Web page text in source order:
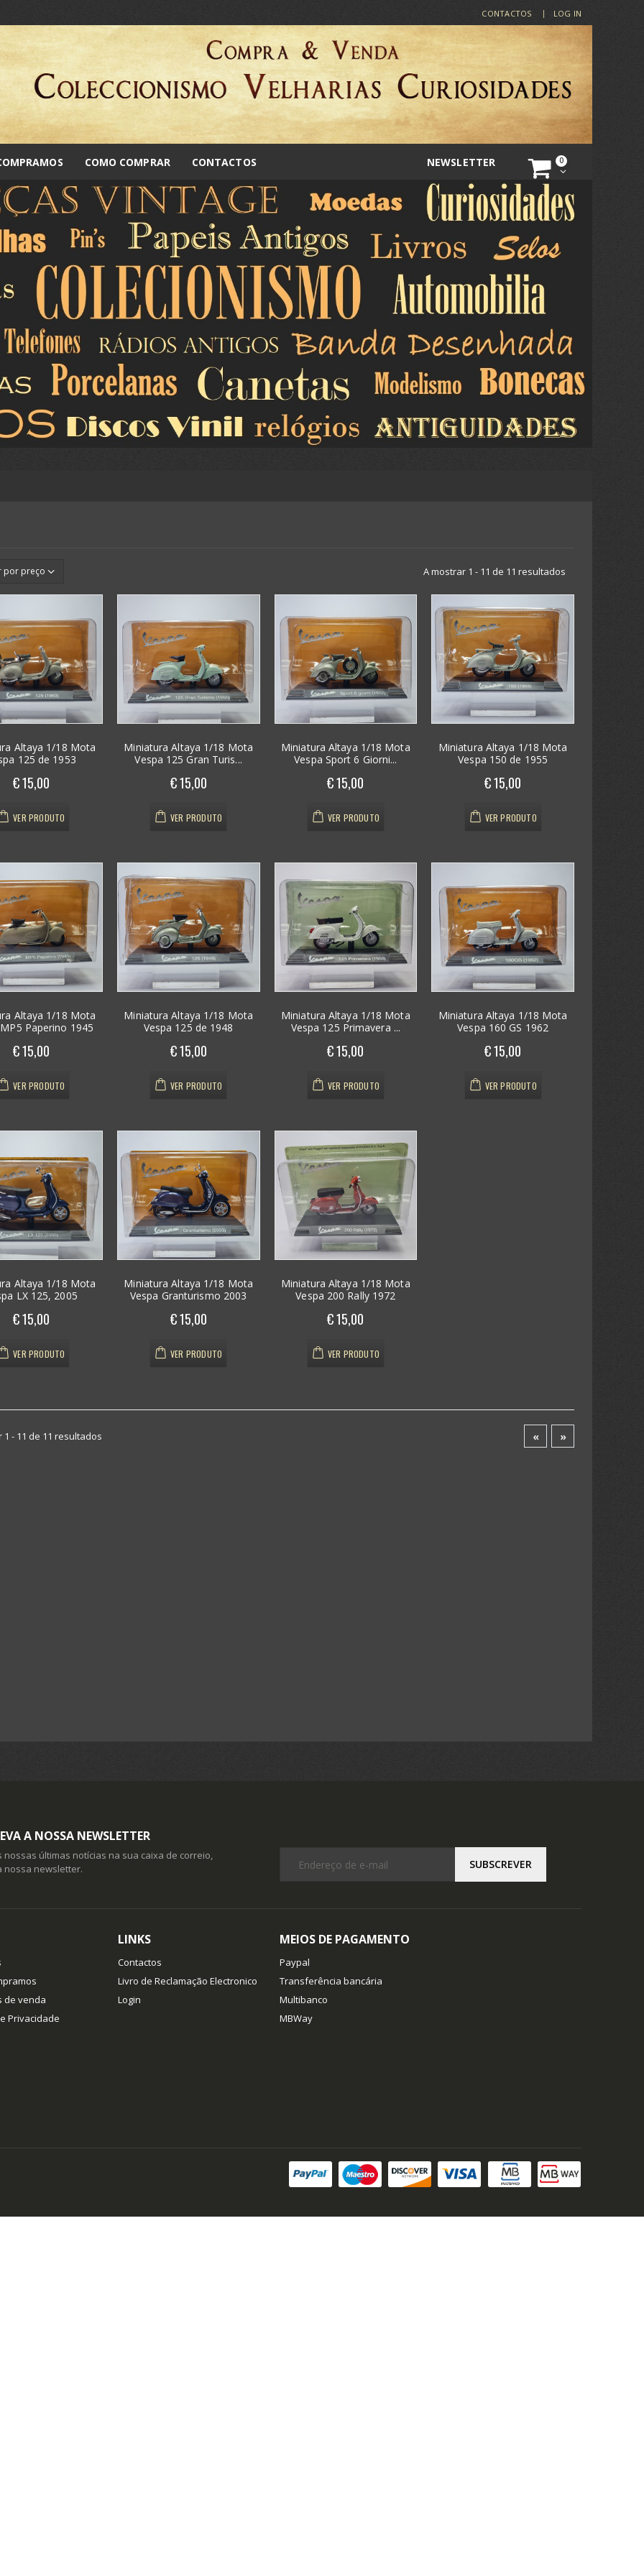
CONTACTOS LOG IN
0
COMO COMPRAR CONTACTOS NEWSLETTER
A mostrar 1 - 11 de 11 resultados
Altaya 1/18 Mota
125 de 1953
€ 15,00
VER PRODUTO
Miniatura Altaya 1/18 Mota
Vespa 125 Gran Turis...
€ 15,00
VER PRODUTO
Miniatura Altaya 1/18 Mota
Vespa Sport 6 Giorni...
€ 15,00
VER PRODUTO
Miniatura Altaya 1/18 Mota
Vespa 150 de 1955
€ 15,00
VER PRODUTO
Altaya 1/18 Mota
Paperino 1945
€ 15,00
VER PRODUTO
Miniatura Altaya 1/18 Mota
Vespa 125 de 1948
€ 15,00
VER PRODUTO
Miniatura Altaya 1/18 Mota
Vespa 125 Primavera ...
€ 15,00
VER PRODUTO
Miniatura Altaya 1/18 Mota
Vespa 160 GS 1962
€ 15,00
VER PRODUTO
Altaya 1/18 Mota
LX 125, 2005
€ 15,00
VER PRODUTO
Miniatura Altaya 1/18 Mota
Vespa Granturismo 2003
€ 15,00
VER PRODUTO
Miniatura Altaya 1/18 Mota
Vespa 200 Rally 1972
€ 15,00
VER PRODUTO
1 - 11 de 11 resultados « »
botoeira
Grandes Armaz...
€ 60,00
Rara botoeira
esmaltada
€ 60,00
A NOSSA NEWSLETTER
nossas últimas notícias na sua caixa de correio,
nossa newsletter.
de venda
Privacidade
LINKS
Contactos
Livro de Reclamação Electronico
Login
MEIOS DE PAGAMENTO
Paypal
Transferência bancária
Multibanco
MBWay